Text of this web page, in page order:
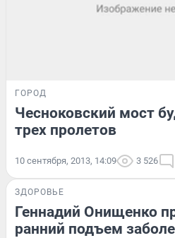
ГОРОД
Чесноковский мост
трех пролетов
10 сентября, 2013, 14:09 3 526
ЗДОРОВЬЕ
Геннадий Онищенко
ранний подъем